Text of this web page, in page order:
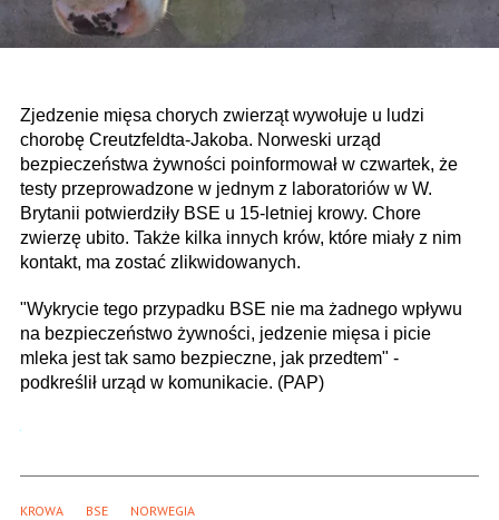
Zjedzenie mięsa chorych zwierząt wywołuje u ludzi
chorobę Creutzfeldta-Jakoba. Norweski urząd
bezpieczeństwa żywności poinformował w czwartek, że
testy przeprowadzone w jednym z laboratoriów w W.
Brytanii potwierdziły BSE u 15-letniej krowy. Chore
zwierzę ubito. Także kilka innych krów, które miały z nim
kontakt, ma zostać zlikwidowanych.
"Wykrycie tego przypadku BSE nie ma żadnego wpływu
na bezpieczeństwo żywności, jedzenie mięsa i picie
mleka jest tak samo bezpieczne, jak przedtem" -
podkreślił urząd w komunikacie. (PAP)
KROWA BSE NORWEGIA